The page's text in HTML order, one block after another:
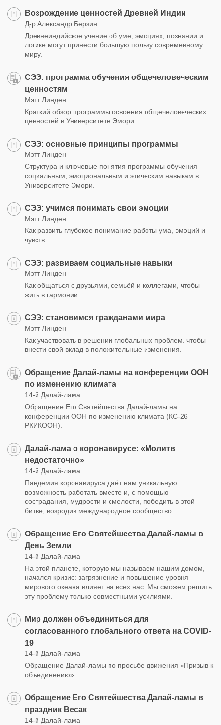
Возрождение ценностей Древней Индии
Д-р Александр Берзин
Древнеиндийское учение об уме, эмоциях, познании и
логике могут принести большую пользу современному
миру.
СЭЭ: программа обучения общечеловеческим
ценностям
Мэтт Линден
Краткий обзор программы освоения общечеловеческих
ценностей в Университете Эмори.
СЭЭ: основные принципы программы
Мэтт Линден
Структура и ключевые понятия программы обучения
социальным, эмоциональным и этическим навыкам в
Университете Эмори.
СЭЭ: учимся понимать свои эмоции
Мэтт Линден
Как развить глубокое понимание работы ума, эмоций и
чувств.
СЭЭ: развиваем социальные навыки
Мэтт Линден
Как общаться с друзьями, семьёй и коллегами, чтобы
жить в гармонии.
СЭЭ: становимся гражданами мира
Мэтт Линден
Как участвовать в решении глобальных проблем, чтобы
внести свой вклад в положительные изменения.
Обращение Далай-ламы на конференции ООН
по изменению климата
14-й Далай-лама
Обращение Его Святейшества Далай-ламы на
конференции ООН по изменению климата (КС-26
РКИКООН).
Далай-лама о коронавирусе: «Молитв
недостаточно»
14-й Далай-лама
Пандемия коронавируса даёт нам уникальную
возможность работать вместе и, с помощью
сострадания, мудрости и смелости, победить в этой
битве, возродив международное сообщество.
Обращение Его Святейшества Далай-ламы в
День Земли
14-й Далай-лама
На этой планете, которую мы называем нашим домом,
начался кризис: загрязнение и повышение уровня
мирового океана влияет на всех нас. Мы сможем решить
эту проблему только совместными усилиями.
Мир должен объединиться для
согласованного глобального ответа на COVID-
19
14-й Далай-лама
Обращение Далай-ламы по просьбе движения «Призыв к
объединению»
Обращение Его Святейшества Далай-ламы в
праздник Весак
14-й Далай-лама